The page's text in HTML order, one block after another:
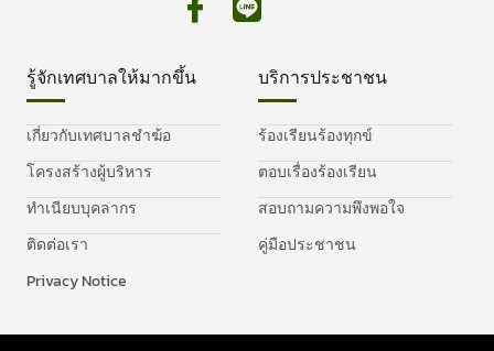
รู้จักเทศบาลให้มากขึ้น
เกี่ยวกับเทศบาลชำฆ้อ
โครงสร้างผู้บริหาร
ทำเนียบบุคลากร
ติดต่อเรา
Privacy Notice
บริการประชาชน
ร้องเรียนร้องทุกข์
ตอบเรื่องร้องเรียน
สอบถามความพึงพอใจ
คู่มือประชาชน